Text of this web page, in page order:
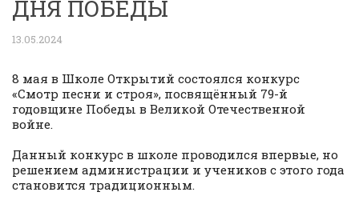
ДНЯ ПОБЕДЫ
13.05.2024
8 мая в Школе Открытий состоялся конкурс
«Смотр песни и строя», посвящённый 79-й
годовщине Победы в Великой Отечественной
войне.
Данный конкурс в школе проводился впервые, но
решением администрации и учеников с этого года
становится традиционным.